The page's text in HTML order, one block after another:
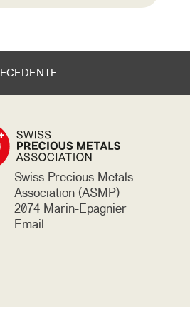
Swiss Precious Metals
Association (ASMP)
2074 Marin-Epagnier
Email